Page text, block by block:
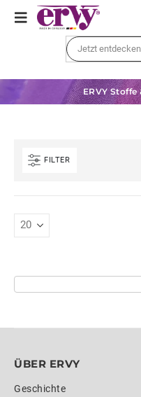
ERVY
FILTER
ÜBER ERVY
Geschichte